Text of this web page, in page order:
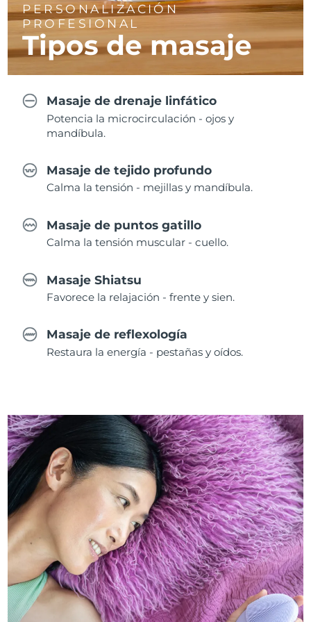
PERSONALIZACIÓN
PROFESIONAL
Tipos de masaje
Masaje de drenaje linfático
Potencia la microcirculación - ojos y
mandíbula.
Masaje de tejido profundo
Calma la tensión - mejillas y mandíbula.
Masaje de puntos gatillo
Calma la tensión muscular - cuello.
Masaje Shiatsu
Favorece la relajación - frente y sien.
Masaje de reflexología
Restaura la energía - pestañas y oídos.